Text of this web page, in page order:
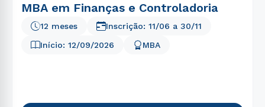
MBA em Finanças e Controladoria
Início: 12/09/2026
12 meses
MBA
Inscrição: 11/06 a 30/11